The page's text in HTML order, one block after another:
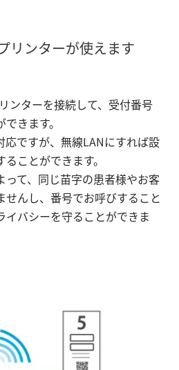
リンターが使えます
ンターを接続して、受付番号
きます。
応ですが、無線LANにすれば設
ことができます。
って、同じ苗字の患者様やお客
せんし、番号でお呼びすること
イバシーを守ることができま